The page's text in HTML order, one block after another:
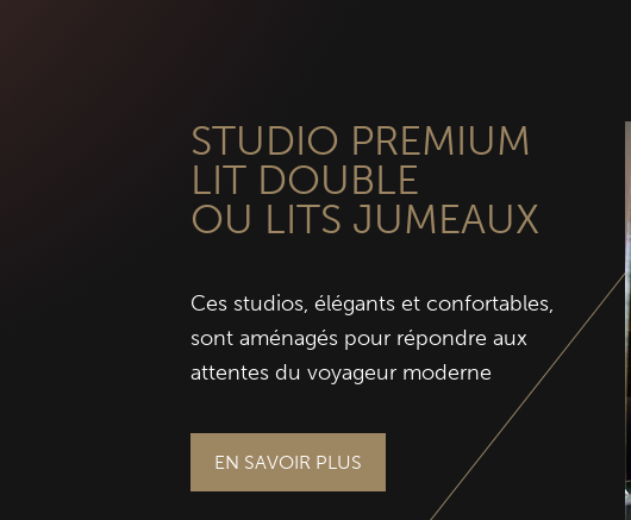
STUDIO PREMIUM
LIT DOUBLE
OU LITS JUMEAUX
Ces studios, élégants et confortables,
sont aménagés pour répondre aux
attentes du voyageur moderne
EN SAVOIR PLUS